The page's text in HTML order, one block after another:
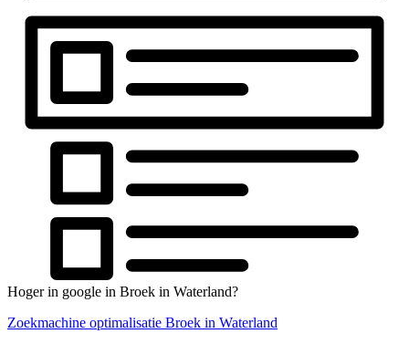
Hoger in google in Broek in Waterland?
Zoekmachine optimalisatie Broek in Waterland